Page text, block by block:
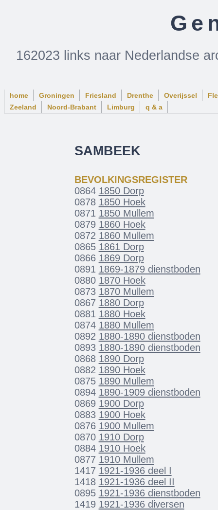
162023 links naar Nederlandse
home Groningen Friesland Drenthe Overijssel
Zeeland
Noord-Brabant Limburg q & a
SAMBEEK
BEVOLKINGSREGISTER
0864 1850 Dorp
0878 1850 Hoek
0871 1850 Mullem
0879 1860 Hoek
0872 1860 Mullem
0865 1861 Dorp
0866 1869 Dorp
0891 1869-1879 dienstboden
0880 1870 Hoek
0873 1870 Mullem
0867 1880 Dorp
0881 1880 Hoek
0874 1880 Mullem
0892 1880-1890 dienstboden
0893 1880-1890 dienstboden
0868 1890 Dorp
0882 1890 Hoek
0875 1890 Mullem
0894 1890-1909 dienstboden
0869 1900 Dorp
0883 1900 Hoek
0876 1900 Mullem
0870 1910 Dorp
0884 1910 Hoek
0877 1910 Mullem
1417 1921-1936 deel I
1418 1921-1936 deel II
0895 1921-1936 dienstboden
1419 1921-1936 diversen